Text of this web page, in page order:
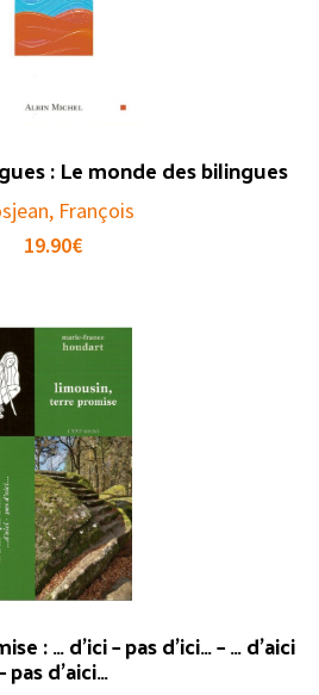
: Le monde des bilingues
François
19.90€
: … d’ici – pas d’ici… – … d’aici
pas d’aici…